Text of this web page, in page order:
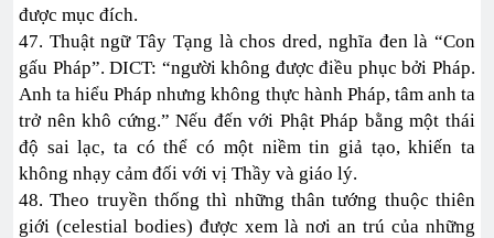
được mục đích.
47. Thuật ngữ Tây Tạng là chos dred, nghĩa đen là “Con
gấu Pháp”. DICT: “người không được điều phục bởi Pháp.
Anh ta hiểu Pháp nhưng không thực hành Pháp, tâm anh ta
trở nên khô cứng.” Nếu đến với Phật Pháp bằng một thái
độ sai lạc, ta có thể có một niềm tin giả tạo, khiến ta
không nhạy cảm đối với vị Thầy và giáo lý.
48. Theo truyền thống thì những thân tướng thuộc thiên
giới (celestial bodies) được xem là nơi an trú của những